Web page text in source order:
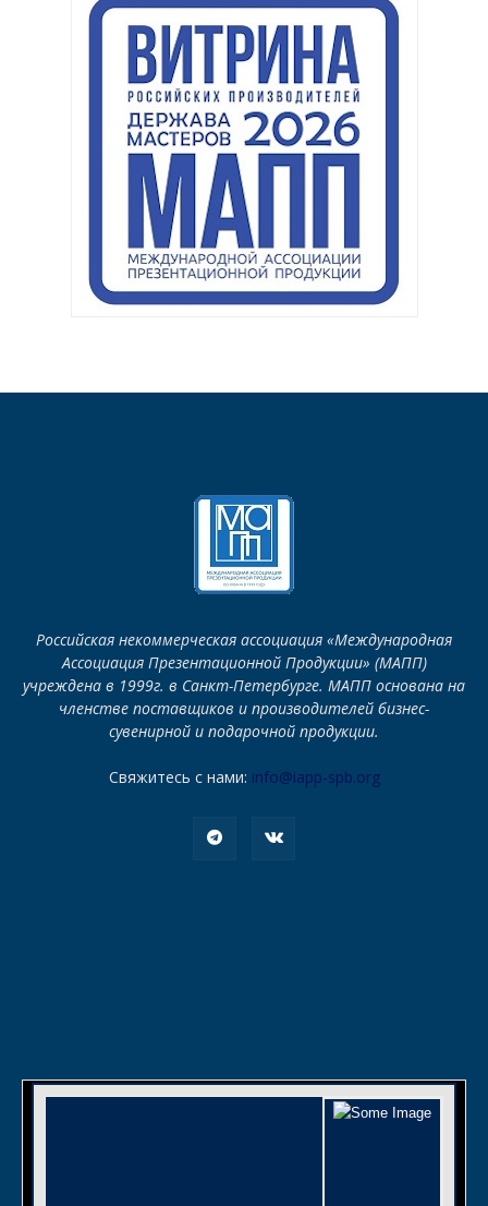
Российская некоммерческая ассоциация «Международная
Ассоциация Презентационной Продукции» (МАПП)
учреждена в 1999г. в Санкт-Петербурге. МАПП основана на
членстве поставщиков и производителей бизнес-
сувенирной и подарочной продукции.
Свяжитесь с нами: info@iapp-spb.org